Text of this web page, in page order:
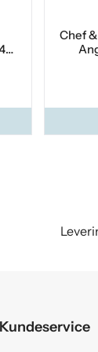
Chef
Kundeservice